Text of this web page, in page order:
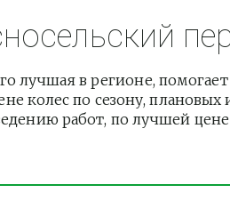
лучшая в регионе,
колес по сезону, плановых
работ, по лучшей